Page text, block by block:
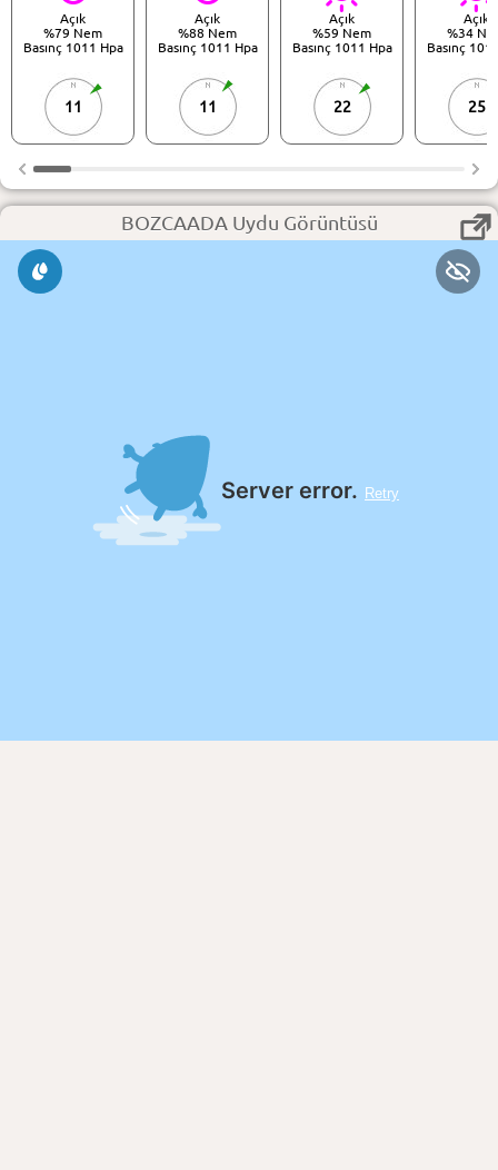
Açık
%79 Nem
Basınç 1011 Hpa
11
Açık
%88 Nem
Basınç 1011 Hpa
11
Açık
%59 Nem
Basınç 1011 Hpa
22
Açık
%34
Basınç
25
BOZCAADA Uydu Görüntüsü